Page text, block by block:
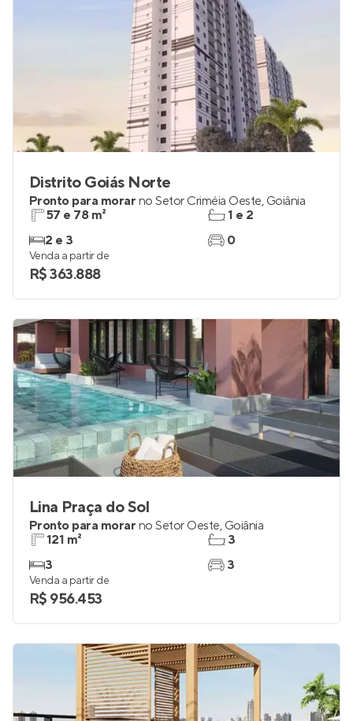
Distrito Goiás Norte
Pronto para morar no Setor Criméia Oeste, Goiânia
57 e 78 m²
2 e 3
1 e 2
0
Venda a partir de
R$ 363.888
Lina Praça do Sol
Pronto para morar no Setor Oeste, Goiânia
121 m²
3
3
3
Venda a partir de
R$ 956.453